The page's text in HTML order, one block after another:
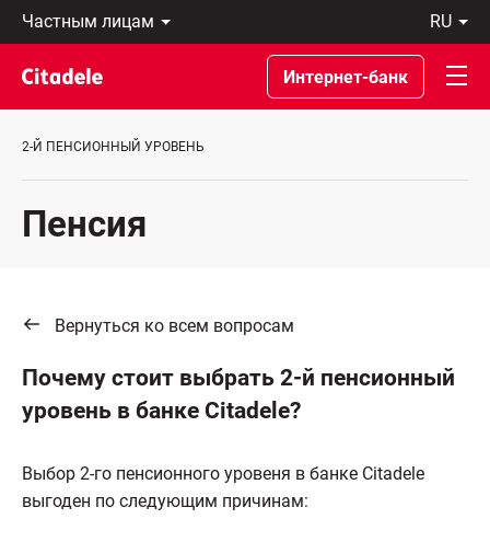
Частным
лицам
Предприятиям
Private
Banking
банке
ru
Latviski
По-
русски
In
Интернет-банк
2-Й ПЕНСИОННЫЙ УРОВЕНЬ
Пенсия
Вернуться ко всем вопросам
Почему стоит выбрать 2-й пенсионный
уровень в банке Citadele?
Выбор 2-го пенсионного уровеня в банке Citadele
выгоден по следующим причинам: